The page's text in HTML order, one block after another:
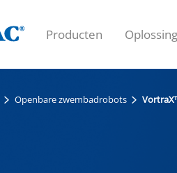
Producten
Openbare zwembadrobots